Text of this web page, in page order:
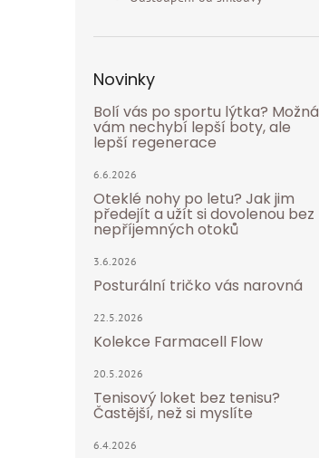
Novinky
Bolí vás po sportu lýtka? Možná
vám nechybí lepší boty, ale
lepší regenerace
6.6.2026
Oteklé nohy po letu? Jak jim
předejít a užít si dovolenou bez
nepříjemných otoků
3.6.2026
Posturální tričko vás narovná
22.5.2026
Kolekce Farmacell Flow
20.5.2026
Tenisový loket bez tenisu?
Častější, než si myslíte
6.4.2026